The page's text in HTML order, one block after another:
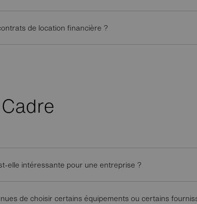
de location financière ?
elle intéressante pour une entreprise ?
de choisir certains équipements ou certains